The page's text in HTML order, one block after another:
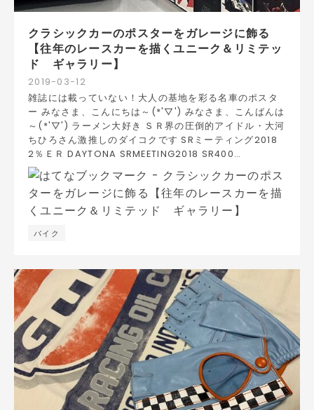
2019-03-12
クラシックカーのポスターをガレージに飾る
【往年のレースカーを描くユニーク＆リミテッ
ド ギャラリー】
バイク
雑誌には載っていない！大人の基地を彩る名車のポスタ
ー みなさま、こんにちは～(*'▽') みなさま、こんばんは
～(*'▽') ラーメン大好き ＳＲ界の圧倒的アイドル・大河
ちひろさん激推しのダイコクです SRミーティング2018
2％ＥＲ DAYTONA SRMEETING2018 SR400…